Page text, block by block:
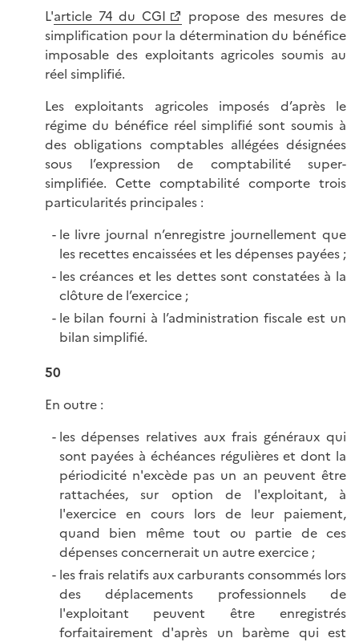
L'article 74 du CGI
propose des mesures de
simplification pour la détermination du bénéfice
imposable des exploitants agricoles soumis au
réel simplifié.
Les exploitants agricoles imposés d’après le
régime du bénéfice réel simplifié sont soumis à
des obligations comptables allégées désignées
sous l’expression de comptabilité super-
simplifiée. Cette comptabilité comporte trois
particularités principales :
le livre journal n’enregistre journellement que
les recettes encaissées et les dépenses payées ;
les créances et les dettes sont constatées à la
clôture de l’exercice ;
le bilan fourni à l’administration fiscale est un
bilan simplifié.
50
En outre :
les dépenses relatives aux frais généraux qui
sont payées à échéances régulières et dont la
périodicité n'excède pas un an peuvent être
rattachées, sur option de l'exploitant, à
l'exercice en cours lors de leur paiement,
quand bien même tout ou partie de ces
dépenses concernerait un autre exercice ;
les frais relatifs aux carburants consommés lors
des déplacements professionnels de
l'exploitant peuvent être enregistrés
forfaitairement d'après un barème qui est